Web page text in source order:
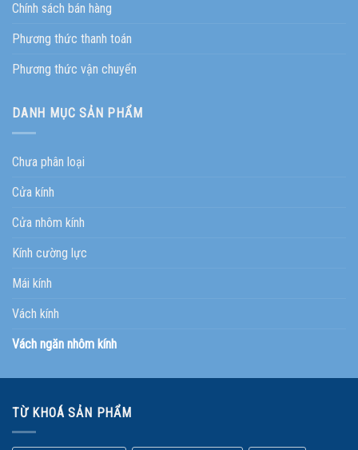
Chính sách bán hàng
Phương thức thanh toán
Phương thức vận chuyển
DANH MỤC SẢN PHẨM
Chưa phân loại
Cửa kính
Cửa nhôm kính
Kính cường lực
Mái kính
Vách kính
Vách ngăn nhôm kính
TỪ KHOÁ SẢN PHẨM